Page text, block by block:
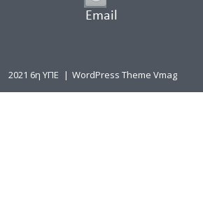
Email
2021 6η ΥΠΕ | WordPress Theme Vmag